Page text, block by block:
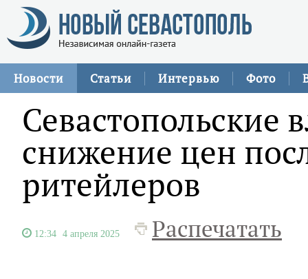
Новости Статьи Интервью Фото
Севастопольские
снижение цен
ритейлеров
12:34 4 апреля 2025 Распечатать